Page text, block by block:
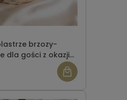
brzozy-
dla gości z okazji